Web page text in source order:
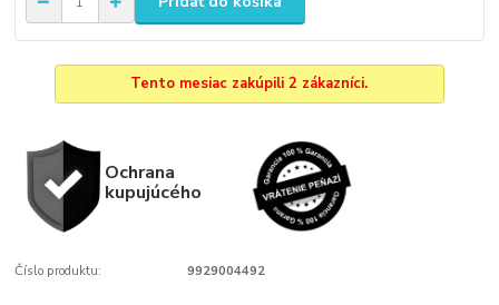
Tento mesiac zakúpili 2 zákazníci.
Ochrana
kupujúcého
Číslo produktu: 9929004492